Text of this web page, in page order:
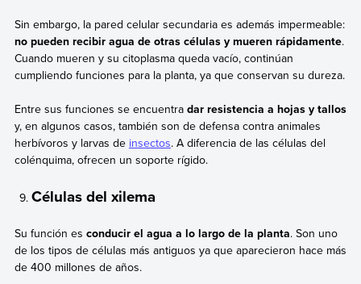
Sin embargo, la pared celular secundaria es además impermeable:
no pueden recibir agua de otras células y mueren rápidamente.
Cuando mueren y su citoplasma queda vacío, continúan
cumpliendo funciones para la planta, ya que conservan su dureza.
Entre sus funciones se encuentra dar resistencia a hojas y tallos
y, en algunos casos, también son de defensa contra animales
herbívoros y larvas de insectos. A diferencia de las células del
colénquima, ofrecen un soporte rígido.
Células del xilema
Su función es conducir el agua a lo largo de la planta. Son uno
de los tipos de células más antiguos ya que aparecieron hace más
de 400 millones de años.